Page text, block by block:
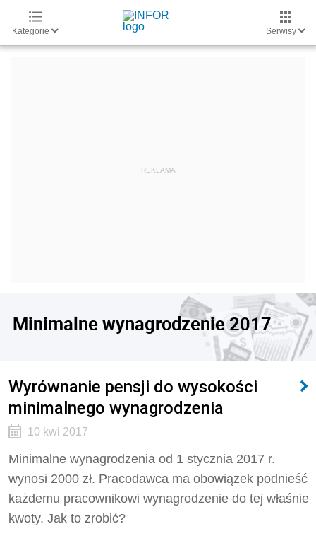
Kategorie Serwisy
Minimalne wynagrodzenie 2017
Wyrównanie pensji do wysokości
minimalnego wynagrodzenia
10 kwi 2017
Minimalne wynagrodzenia od 1 stycznia 2017 r.
wynosi 2000 zł. Pracodawca ma obowiązek podnieść
każdemu pracownikowi wynagrodzenie do tej właśnie
kwoty. Jak to zrobić?